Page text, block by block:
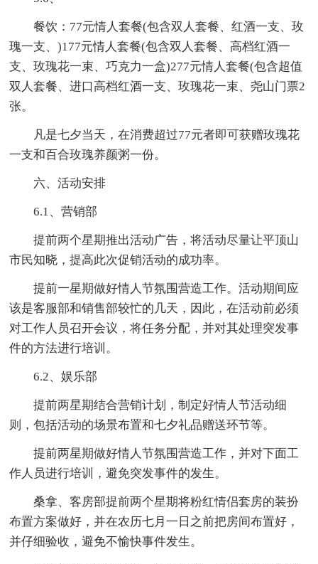
餐饮：77元情人套餐(包含双人套餐、红酒一支、玫
瑰一支、)177元情人套餐(包含双人套餐、高档红酒一
支、玫瑰花一束、巧克力一盒)277元情人套餐(包含超值
双人套餐、进口高档红酒一支、玫瑰花一束、尧山门票2
张。
凡是七夕当天，在消费超过77元者即可获赠玫瑰花
一支和百合玫瑰养颜粥一份。
六、活动安排
6.1、营销部
提前两个星期推出活动广告，将活动尽量让平顶山
市民知晓，提高此次促销活动的成功率。
提前一星期做好情人节氛围营造工作。活动期间应
该是客服部和销售部较忙的几天，因此，在活动前必须
对工作人员召开会议，将任务分配，并对其处理突发事
件的方法进行培训。
6.2、娱乐部
提前两星期结合营销计划，制定好情人节活动细
则，包括活动的场景布置和七夕礼品赠送环节等。
提前两星期做好情人节氛围营造工作，并对下面工
作人员进行培训，避免突发事件的发生。
桑拿、客房部提前两个星期将粉红情侣套房的装扮
布置方案做好，并在农历七月一日之前把房间布置好，
并仔细验收，避免不愉快事件发生。